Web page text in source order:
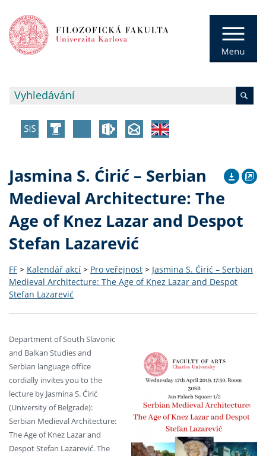
Jasmina S. Ćirić – Serbian
Medieval Architecture: The
Age of Knez Lazar and Despot
Stefan Lazarević
FF > Kalendář akcí > Pro veřejnost > Jasmina S. Ćirić – Serbian
Medieval Architecture: The Age of Knez Lazar and Despot
Stefan Lazarević
Department of South Slavonic
and Balkan Studies and
Serbian language office
cordially invites you to the
lecture by Jasmina S. Ćirić
(University of Belgrade):
Serbian Medieval Architecture:
The Age of Knez Lazar and
Despot Stefan Lazarević. The